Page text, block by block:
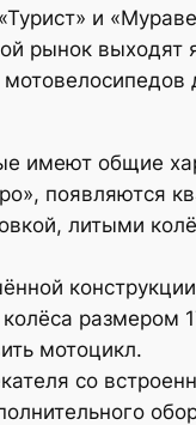
и
рынок выходят
имеют общие
появляются
литыми
мотоцикл.
со